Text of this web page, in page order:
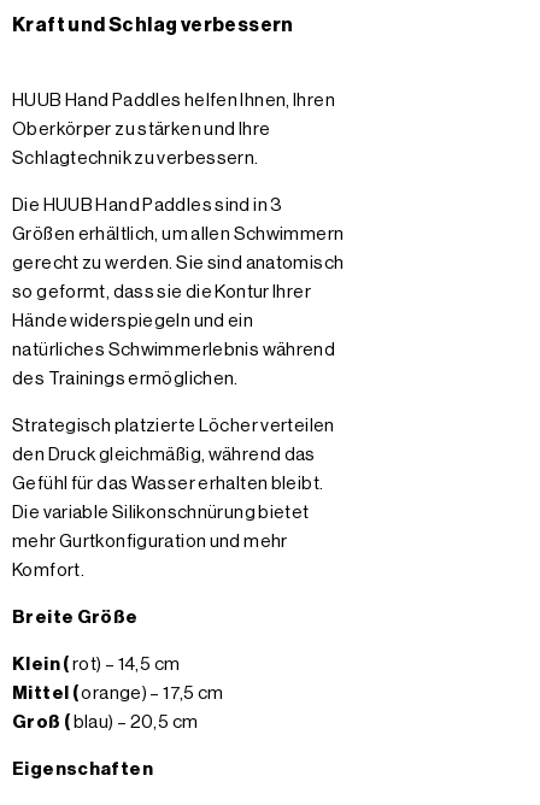
Kraft und Schlag verbessern
HUUB Hand Paddles helfen Ihnen, Ihren
Oberkörper zu stärken und Ihre
Schlagtechnik zu verbessern.
Die HUUB Hand Paddles sind in 3
Größen erhältlich, um allen Schwimmern
gerecht zu werden. Sie sind anatomisch
so geformt, dass sie die Kontur Ihrer
Hände widerspiegeln und ein
natürliches Schwimmerlebnis während
des Trainings ermöglichen.
Strategisch platzierte Löcher verteilen
den Druck gleichmäßig, während das
Gefühl für das Wasser erhalten bleibt.
Die variable Silikonschnürung bietet
mehr Gurtkonfiguration und mehr
Komfort.
Breite Größe
Klein ( rot) – 14,5 cm
Mittel (orange) – 17,5 cm
Groß ( blau) – 20,5 cm
Eigenschaften